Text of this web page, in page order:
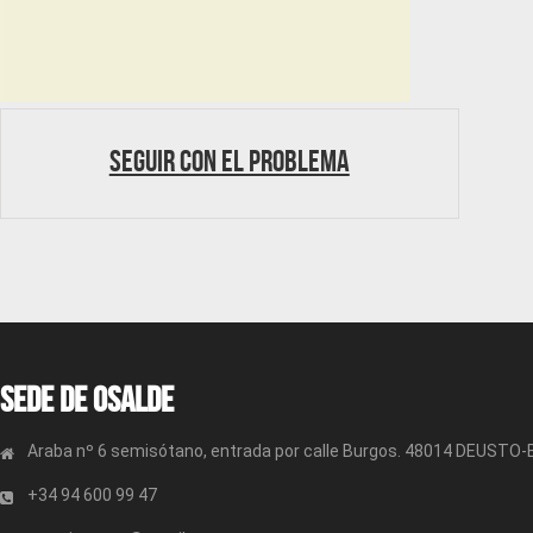
Seguir con el problema
Sede de OSALDE
Araba nº 6 semisótano, entrada por calle Burgos. 48014 DEUSTO-
+34 94 600 99 47